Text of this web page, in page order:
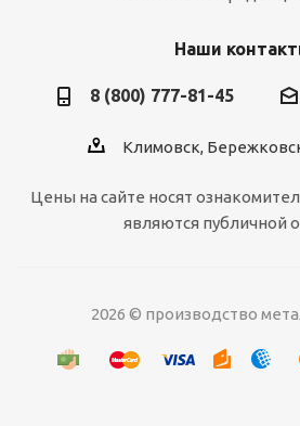
Наши
8 (800) 777-81-45
Климовск,
Цены на сайте носят
являются публичной
2026 © производство